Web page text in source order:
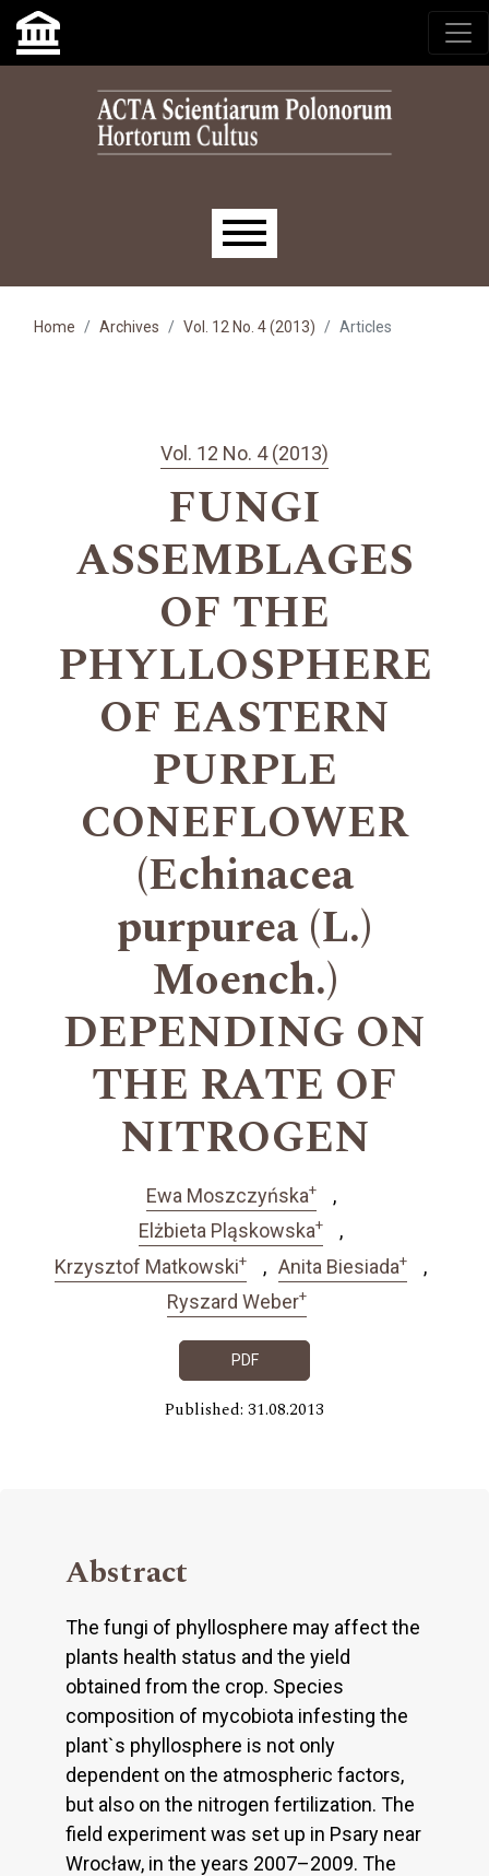
Skip to main navigation menu
Skip to main content
Skip to site footer
Main menu
Home Archives Vol. 12 No. 4 (2013) Articles
Vol. 12 No. 4 (2013)
FUNGI
ASSEMBLAGES
OF THE
PHYLLOSPHERE
OF EASTERN
PURPLE
CONEFLOWER
(Echinacea
purpurea (L.)
Moench.)
DEPENDING ON
THE RATE OF
NITROGEN
Ewa Moszczyńska+
Elżbieta Pląskowska+
Krzysztof Matkowski+ Anita Biesiada+
Ryszard Weber+
PDF
Published: 31.08.2013
Abstract
The fungi of phyllosphere may affect the
plants health status and the yield
obtained from the crop. Species
composition of mycobiota infesting the
plant`s phyllosphere is not only
dependent on the atmospheric factors,
but also on the nitrogen fertilization. The
field experiment was set up in Psary near
Wrocław, in the years 2007–2009. The